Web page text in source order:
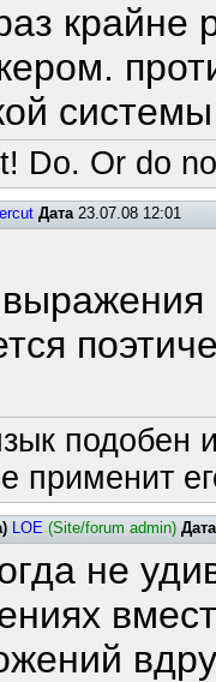
крайне
Do. Or do
Дата23.07.08 12:01
подобен
применит
LOE (Site/forum admin) Дата
не